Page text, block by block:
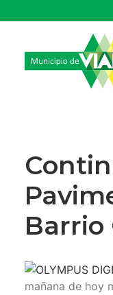
HCD
TRÁMITES Y
CIUDAD
Barrio
mañana de hoy